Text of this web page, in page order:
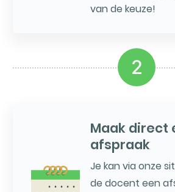
van de keuze!
2
Maak direct
afspraak
Je kan via onze
de docent een